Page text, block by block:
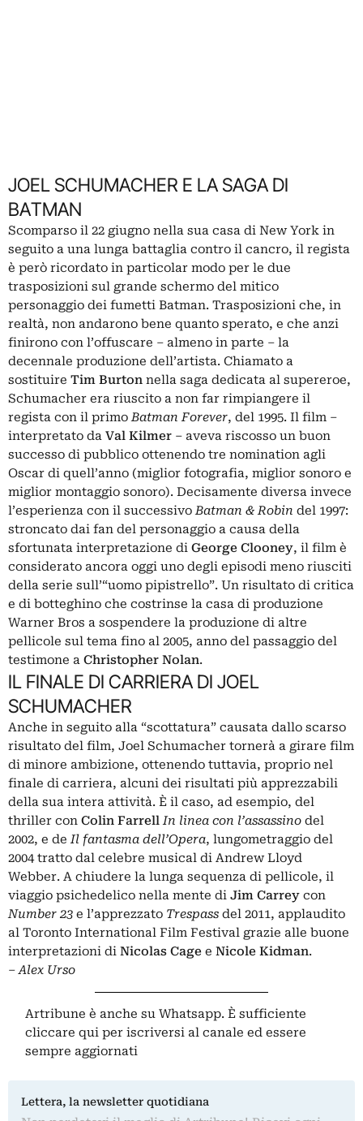
JOEL SCHUMACHER E LA SAGA DI
BATMAN
Scomparso il 22 giugno nella sua casa di New York in
seguito a una lunga battaglia contro il cancro, il regista
è però ricordato in particolar modo per le due
trasposizioni sul grande schermo del mitico
personaggio dei fumetti Batman. Trasposizioni che, in
realtà, non andarono bene quanto sperato, e che anzi
finirono con l’offuscare – almeno in parte – la
decennale produzione dell’artista. Chiamato a
sostituire Tim Burton nella saga dedicata al supereroe,
Schumacher era riuscito a non far rimpiangere il
regista con il primoBatman Forever, del 1995. Il film –
interpretato da Val Kilmer – aveva riscosso un buon
successo di pubblico ottenendo tre nomination agli
Oscar di quell’anno (miglior fotografia, miglior sonoro e
miglior montaggio sonoro). Decisamente diversa invece
l’esperienza con il successivo Batman & Robin del 1997:
stroncato dai fan del personaggio a causa della
sfortunata interpretazione di George Clooney, il film è
considerato ancora oggi uno degli episodi meno riusciti
della serie sull’“uomo pipistrello”. Un risultato di critica
e di botteghino che costrinse la casa di produzione
Warner Bros a sospendere la produzione di altre
pellicole sul tema fino al 2005, anno del passaggio del
testimone a Christopher Nolan.
IL FINALE DI CARRIERA DI JOEL
SCHUMACHER
Anche in seguito alla “scottatura” causata dallo scarso
risultato del film, Joel Schumacher tornerà a girare film
di minore ambizione, ottenendo tuttavia, proprio nel
finale di carriera, alcuni dei risultati più apprezzabili
della sua intera attività. È il caso, ad esempio, del
thriller con Colin Farrell In linea con l’assassino del
2002, e deIl fantasma dell’Opera, lungometraggio del
2004 tratto dal celebre musical di Andrew Lloyd
Webber. A chiudere la lunga sequenza di pellicole, il
viaggio psichedelico nella mente di Jim Carrey con
Number 23 e l’apprezzato Trespass del 2011, applaudito
al Toronto International Film Festival grazie alle buone
interpretazioni di Nicolas Cage e Nicole Kidman.
– Alex Urso
Artribune è anche su Whatsapp. È sufficiente
cliccare qui per iscriversi al canale ed essere
sempre aggiornati
Lettera, la newsletter quotidiana